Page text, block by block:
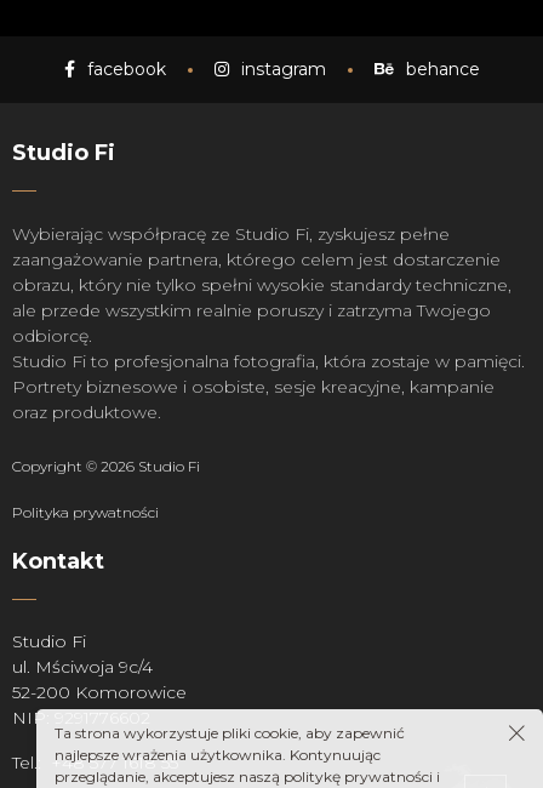
facebook instagram behance
Studio Fi
Wybierając współpracę ze Studio Fi, zyskujesz pełne
zaangażowanie partnera, którego celem jest dostarczenie
obrazu, który nie tylko spełni wysokie standardy techniczne,
ale przede wszystkim realnie poruszy i zatrzyma Twojego
odbiorcę.
Studio Fi to profesjonalna fotografia, która zostaje w pamięci.
Portrety biznesowe i osobiste, sesje kreacyjne, kampanie
oraz produktowe.
Copyright © 2026 Studio Fi
Polityka prywatności
Kontakt
Studio Fi
ul. Mściwoja 9c/4
52-200 Komorowice
NIP: 9291776602
Tel.: +48 577 1618 55
Ta strona wykorzystuje pliki cookie, aby zapewnić
najlepsze wrażenia użytkownika. Kontynuując
przeglądanie, akceptujesz naszą politykę prywatności i